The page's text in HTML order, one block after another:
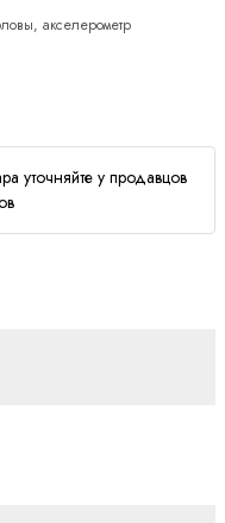
акселерометр
уточняйте у продавцов